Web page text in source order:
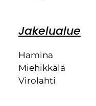
Jakelualue
Hamina
Miehikkälä
Virolahti